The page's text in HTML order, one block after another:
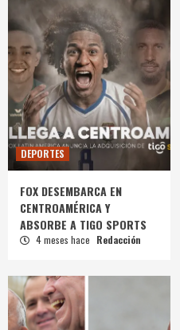
DEPORTES
FOX DESEMBARCA EN
CENTROAMÉRICA Y
ABSORBE A TIGO SPORTS
4 meses hace Redacción